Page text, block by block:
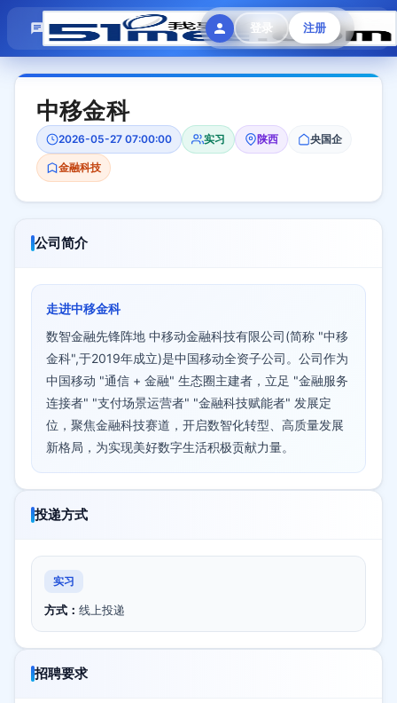
登录 注册
模拟面试 题目大全 招聘中心 会员专区
中移金科
2026-05-27 07:00:00 实习 陕西 央国企
金融科技
公司简介
走进中移金科
数智金融先锋阵地 中移动金融科技有限公司(简称 "中移
金科",于2019年成立)是中国移动全资子公司。公司作为
中国移动 "通信 + 金融" 生态圈主建者，立足 "金融服务
连接者" "支付场景运营者" "金融科技赋能者" 发展定
位，聚焦金融科技赛道，开启数智化转型、高质量发展
新格局，为实现美好数字生活积极贡献力量。
投递方式
实习
方式： 线上投递
招聘要求